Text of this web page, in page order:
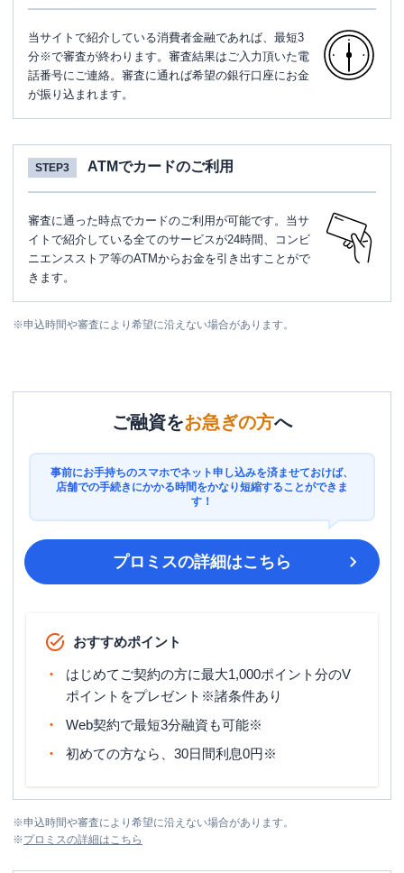
当サイトで紹介している消費者金融であれば、最短3
分※で審査が終わります。審査結果はご入力頂いた電
話番号にご連絡。審査に通れば希望の銀行口座にお金
が振り込まれます。
STEP3 ATMでカードのご利用
審査に通った時点でカードのご利用が可能です。当サ
イトで紹介している全てのサービスが24時間、コンビ
ニエンスストア等のATMからお金を引き出すことがで
きます。
※申込時間や審査により希望に沿えない場合があります。
ご融資をお急ぎの方へ
事前にお手持ちのスマホでネット申し込みを済ませておけば、
店舗での手続きにかかる時間をかなり短縮することができま
す！
プロミスの詳細はこちら
おすすめポイント
はじめてご契約の方に最大1,000ポイント分のV
ポイントをプレゼント※諸条件あり
Web契約で最短3分融資も可能※
初めての方なら、30日間利息0円※
※申込時間や審査により希望に沿えない場合があります。
※プロミスの詳細はこちら